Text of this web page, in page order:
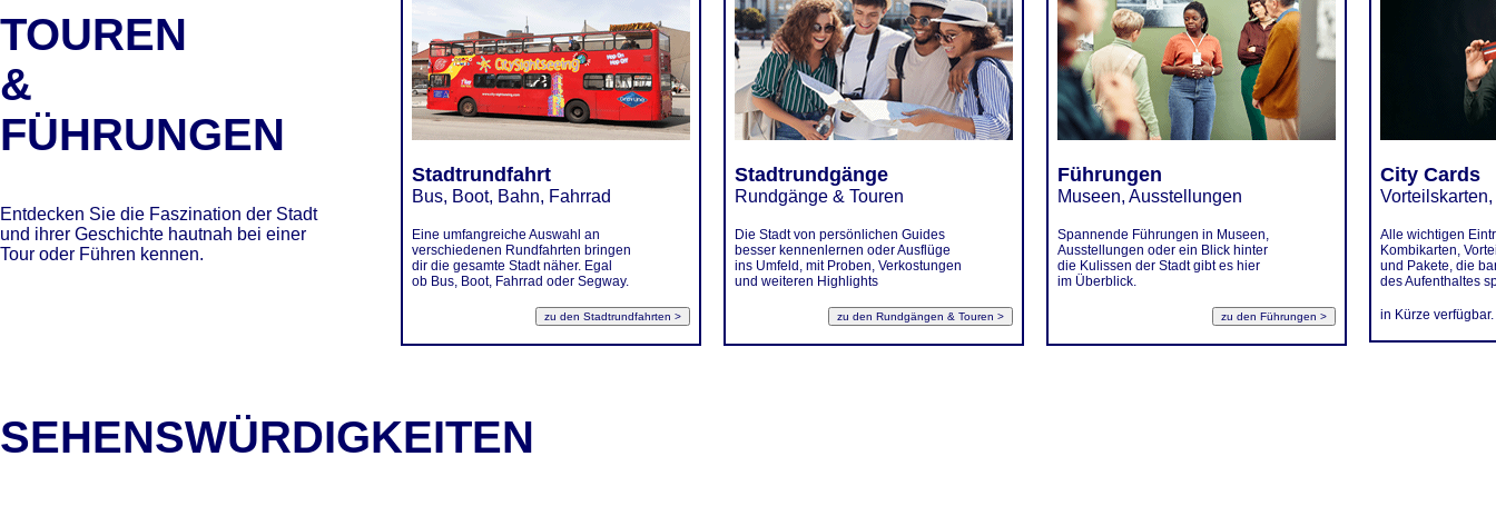
TOUREN
&
FÜHRUNGEN
Entdecken Sie die Faszination der Stadt
und ihrer Geschichte hautnah bei einer
Tour oder Führen kennen.
Stadtrundfahrt
Bus, Boot, Bahn, Fahrrad
Eine umfangreiche Auswahl an
verschiedenen Rundfahrten bringen
dir die gesamte Stadt näher. Egal
ob Bus, Boot, Fahrrad oder Segway.
Stadtrundgänge
Rundgänge & Touren
Die Stadt von persönlichen Guides
besser kennenlernen oder Ausflüge
ins Umfeld, mit Proben, Verkostungen
und weiteren Highlights
Führungen
Museen, Ausstellungen
Spannende Führungen in Museen,
Ausstellungen oder ein Blick hinter
die Kulissen der Stadt gibt es hier
im Überblick.
City Cards
Alle wichtigen
Kombikarten,
und Pakete, die
des Aufenthaltes
in Kürze verfügbar.
SEHENSWÜRDIGKEITEN